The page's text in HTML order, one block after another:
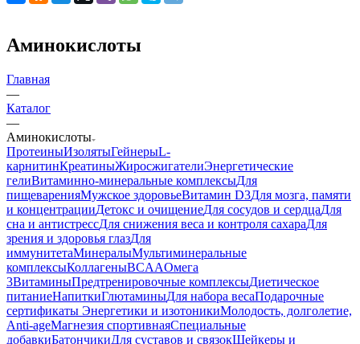
Аминокислоты
Главная
—
Каталог
—
Аминокислоты
ПротеиныИзолятыГейнерыL-
карнитинКреатиныЖиросжигателиЭнергетические
гелиВитаминно-минеральные комплексыДля
пищеваренияМужское здоровьеВитамин D3Для мозга, памяти
и концентрацииДетокс и очищениеДля сосудов и сердцаДля
сна и антистрессДля снижения веса и контроля сахараДля
зрения и здоровья глазДля
иммунитетаМинералыМультиминеральные
комплексыКоллагеныBCAAОмега
3ВитаминыПредтренировочные комплексыДиетическое
питаниеНапиткиГлютаминыДля набора весаПодарочные
сертификаты Энергетики и изотоникиМолодость, долголетие,
Anti-ageМагнезия спортивнаяСпециальные
добавкиБатончикиДля суставов и связокШейкеры и